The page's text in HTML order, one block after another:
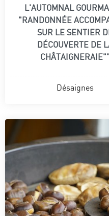
L'AUTOMNAL
"RANDONNÉE
SUR LE SENTIER
DÉCOUVERTE DE
CHÂTAIGNERAIE""
Désaignes